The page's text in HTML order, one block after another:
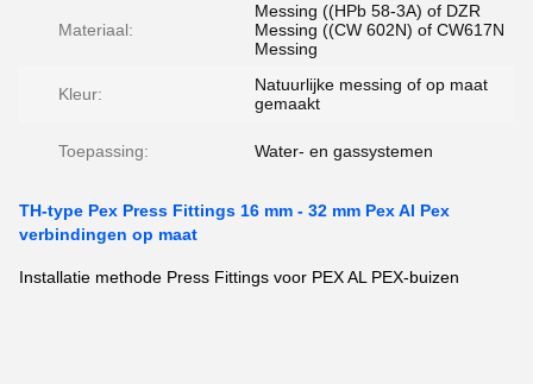
Materiaal:
Messing ((HPb 58-3A) of DZR
Messing ((CW 602N) of CW617N
Messing
Kleur:
Natuurlijke messing of op maat
gemaakt
Toepassing: Water- en gassystemen
TH-type Pex Press Fittings 16 mm - 32 mm Pex Al Pex
verbindingen op maat
Installatie methode Press Fittings voor PEX AL PEX-buizen